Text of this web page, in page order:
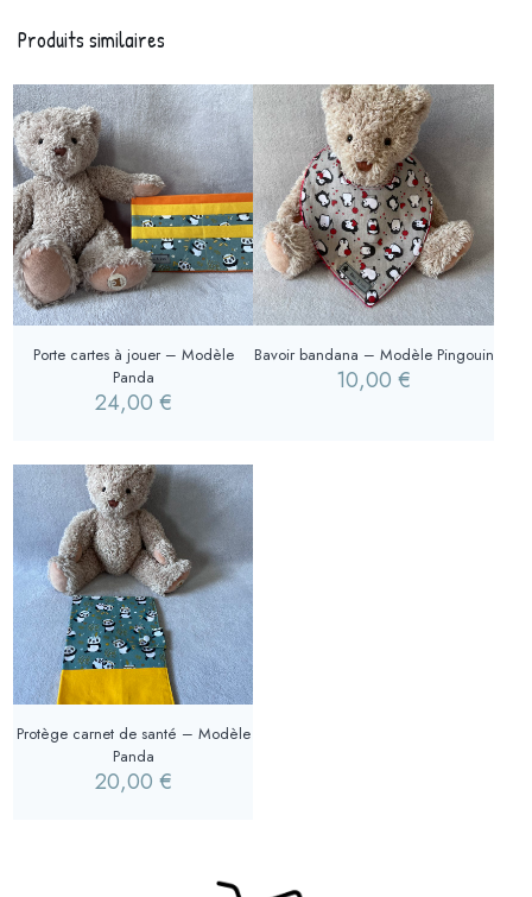
Produits similaires
Porte cartes à jouer – Modèle
Panda
24,00 €
Bavoir bandana – Modèle Pingouin
10,00€
Protège carnet de santé – Modèle
Panda
20,00 €